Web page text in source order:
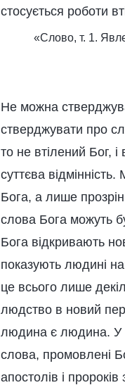
стосується роботи
«Слово, т. 1.
Не можна
стверджувати про
то не втілений Бог,
суттєва
Бога, а лише
слова Бога можуть
Бога відкривають
показують людині
це всього лише
людство в новий
людина є людина. У
слова, промовлені
апостолів і